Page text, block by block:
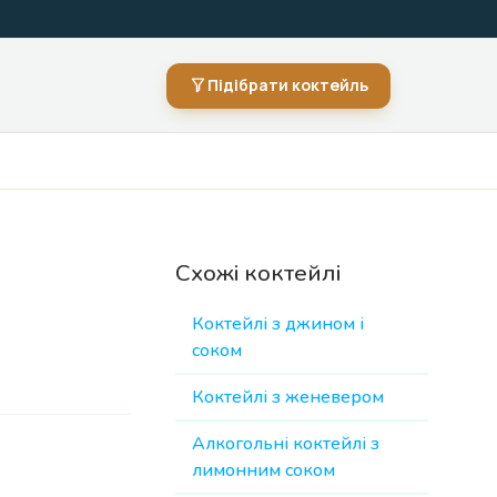
Підібрати коктейль
Схожі коктейлі
Коктейлі з джином і
соком
Коктейлі з женевером
Алкогольні коктейлі з
лимонним соком